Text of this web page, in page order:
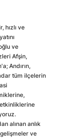
hızlı ve
ve
Afşin,
Andırın,
tüm ilçelerin
alınan anlık
ve